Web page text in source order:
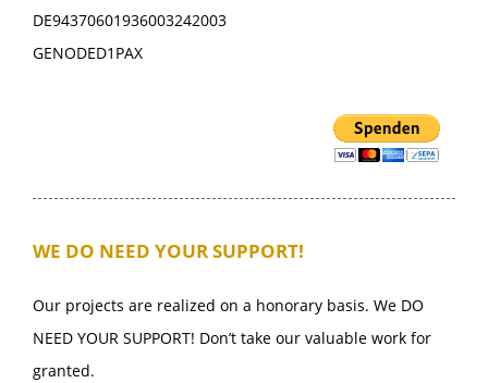
DE94370601936003242003
GENODED1PAX
WE DO NEED YOUR SUPPORT!
Our projects are realized on a honorary basis. We DO
NEED YOUR SUPPORT! Don’t take our valuable work for
granted.